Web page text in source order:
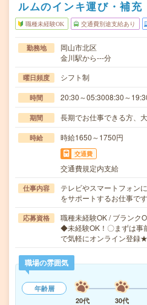
ルムのインキ運び・補充
職種未経験OK 交通費別途支給あり
勤務地
岡山市北区
金川駅から---分
曜日頻度 シフト制
時間 20:30～05:3008:30～
期間 長期でお仕事できる方、
時給 時給1650～1750円
交通費
交通費規定内支給
仕事内容
テレビやスマートフォン
をサポートするお仕事で
応募資格
職種未経験OK / ブランク
◆未経験OK！〇まずは事
で気軽にオンライン登録
職場の雰囲気
年齢層
20代
30代